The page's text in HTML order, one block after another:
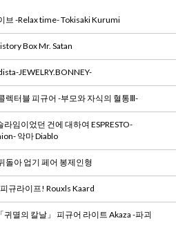
브 -Relax time- Tokisaki Kurumi
Box Mr. Satan
JEWELRY.BONNEY-
렉터블 피규어 -부모와 자식의 혈통Ⅲ-
라임이었던 건에 대하여 ESPRESTO-
악마 Diablo
돌아 업기 페어 봉제인형
피규라이프! Rouxls Kaard
귀멸의 칼날」 피규어 라이트 Akaza -파괴